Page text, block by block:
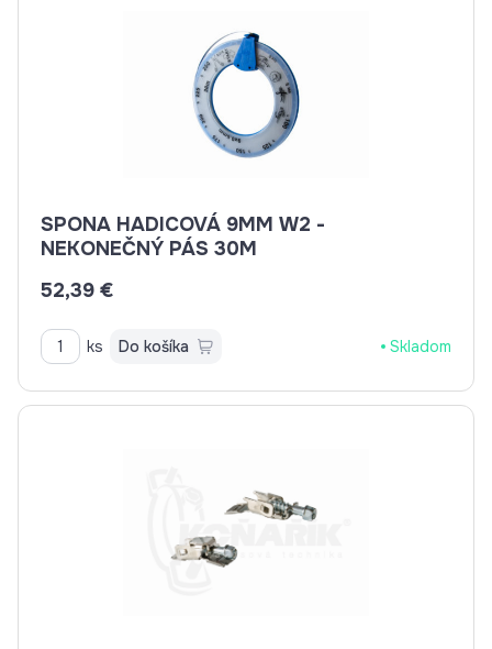
SPONA HADICOVÁ 9MM W2 -
NEKONEČNÝ PÁS 30M
52,39 €
ks Do košíka Skladom